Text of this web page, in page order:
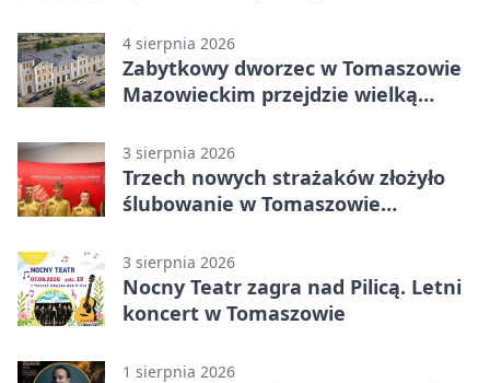
4 sierpnia 2026
Zabytkowy dworzec w Tomaszowie
Mazowieckim przejdzie wielką
wykonawcy
3 sierpnia 2026
Trzech nowych strażaków złożyło
ślubowanie w Tomaszowie
3 sierpnia 2026
Nocny Teatr zagra nad Pilicą. Letni
koncert w Tomaszowie
1 sierpnia 2026